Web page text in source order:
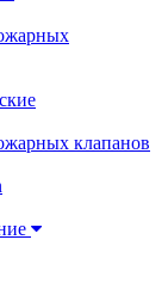
клапанов